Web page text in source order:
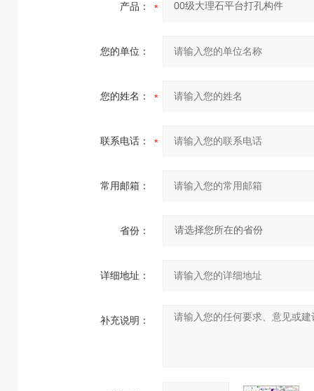
产品：
您的单位：
您的姓名：
联系电话：
常用邮箱：
省份：
详细地址：
补充说明：